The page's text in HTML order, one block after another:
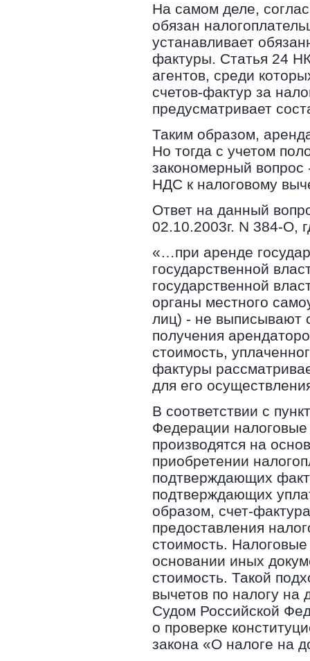
На самом деле,
обязан
устанавливает
фактуры. Статья 24
агентов, среди
счетов-фактур за
предусматривает
Таким образом,
Но тогда с учетом
закономерный вопрос
НДС к налоговому
Ответ на данный
02.10.2003г. N 384-О,
«…при аренде
государственной
государственной
органы местного
лиц) - не выписывают
получения
стоимость,
фактуры
для его
В соответствии с
Федерации
производятся на
приобретении
подтверждающих
подтверждающих
образом, счет-
предоставления
стоимость.
основании иных
стоимость. Такой
вычетов по налогу
Судом Российской
о проверке
закона «О налоге на